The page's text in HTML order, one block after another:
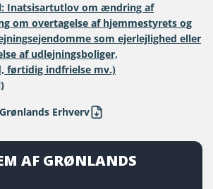
Inatsisartutlov om ændring af
om overtagelse af hjemmestyrets og
som ejerlejlighed eller
af udlejningsboliger,
førtidig indfrielse mv.)
Erhverv
AF GRØNLANDS